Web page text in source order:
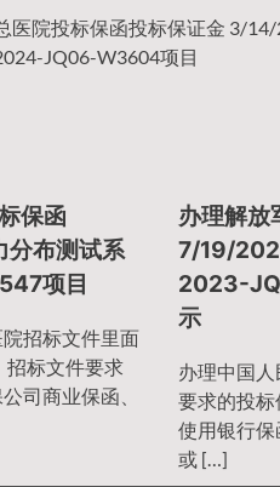
医院投标保函投标保证金 3/14/
JQ06-W3604项目
保函
布测试系
项目
招标文件里面
招标文件要求
司商业保函、
办理解放
7/19/
2023-
示
办理中国
要求的投
使用银行保
或 […]